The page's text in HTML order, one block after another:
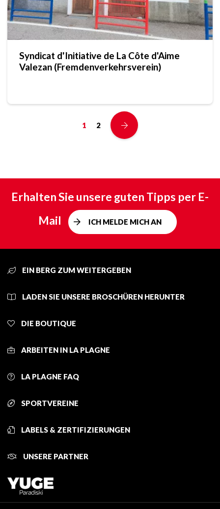
Syndicat d'Initiative de La Côte d'Aime
Valezan (Fremdenverkehrsverein)
1 2
Erhalten Sie unsere guten Tipps per E-
Mail
ICH MELDE MICH AN
EIN BERG ZUM WEITERGEBEN
LADEN SIE UNSERE BROSCHÜREN HERUNTER
DIE BOUTIQUE
ARBEITEN IN LA PLAGNE
LA PLAGNE FAQ
SPORTVEREINE
LABELS & ZERTIFIZIERUNGEN
UNSERE PARTNER